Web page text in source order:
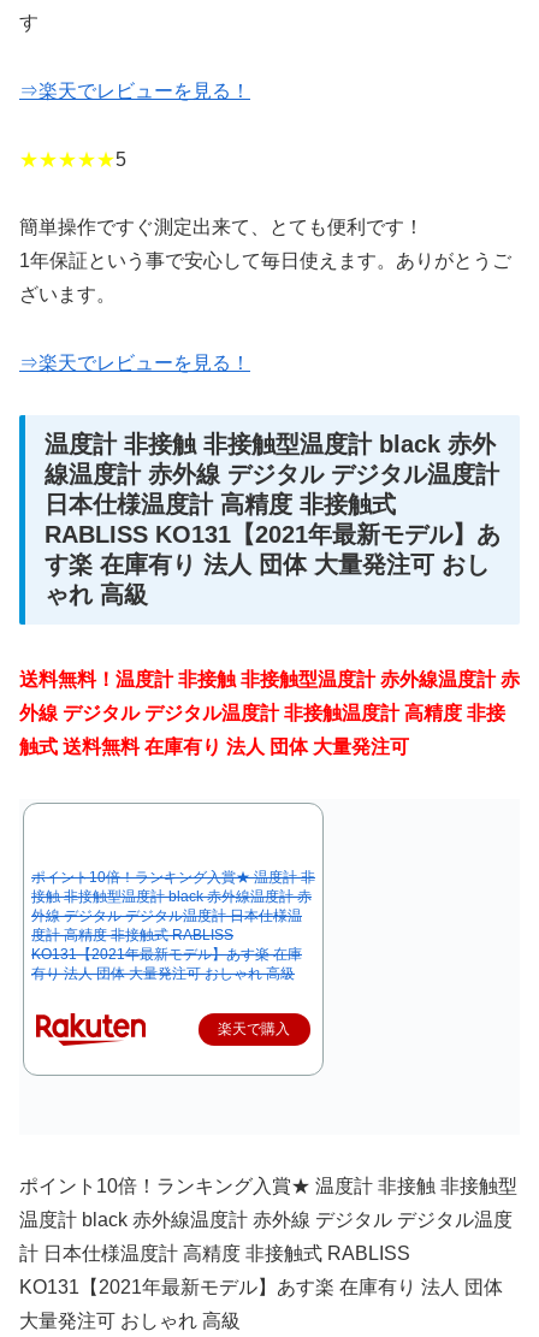
す
⇒楽天でレビューを見る！
★★★★★5
簡単操作ですぐ測定出来て、とても便利です！
1年保証という事で安心して毎日使えます。ありがとうご
ざいます。
⇒楽天でレビューを見る！
温度計 非接触 非接触型温度計 black 赤外
線温度計 赤外線 デジタル デジタル温度計
日本仕様温度計 高精度 非接触式
RABLISS KO131【2021年最新モデル】あ
す楽 在庫有り 法人 団体 大量発注可 おし
ゃれ 高級
送料無料！温度計 非接触 非接触型温度計 赤外線温度計 赤
外線 デジタル デジタル温度計 非接触温度計 高精度 非接
触式 送料無料 在庫有り 法人 団体 大量発注可
ポイント10倍！ランキング入賞★ 温度計 非
接触 非接触型温度計 black 赤外線温度計 赤
外線 デジタル デジタル温度計 日本仕様温
度計 高精度 非接触式 RABLISS
KO131【2021年最新モデル】あす楽 在庫
有り 法人 団体 大量発注可 おしゃれ 高級
楽天で購入
ポイント10倍！ランキング入賞★ 温度計 非接触 非接触型
温度計 black 赤外線温度計 赤外線 デジタル デジタル温度
計 日本仕様温度計 高精度 非接触式 RABLISS
KO131【2021年最新モデル】あす楽 在庫有り 法人 団体
大量発注可 おしゃれ 高級